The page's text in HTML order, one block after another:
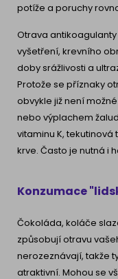
potíže a poruchy
Otrava
vyšetření, krevního
doby srážlivosti a
Protože se příznaky
obvykle již není
nebo výplachem
vitaminu K,
krve. Často je nutná i
Konzumace
Čokoláda, koláče
způsobují otravu
nerozeznávají, takže
atraktivní. Mohou se